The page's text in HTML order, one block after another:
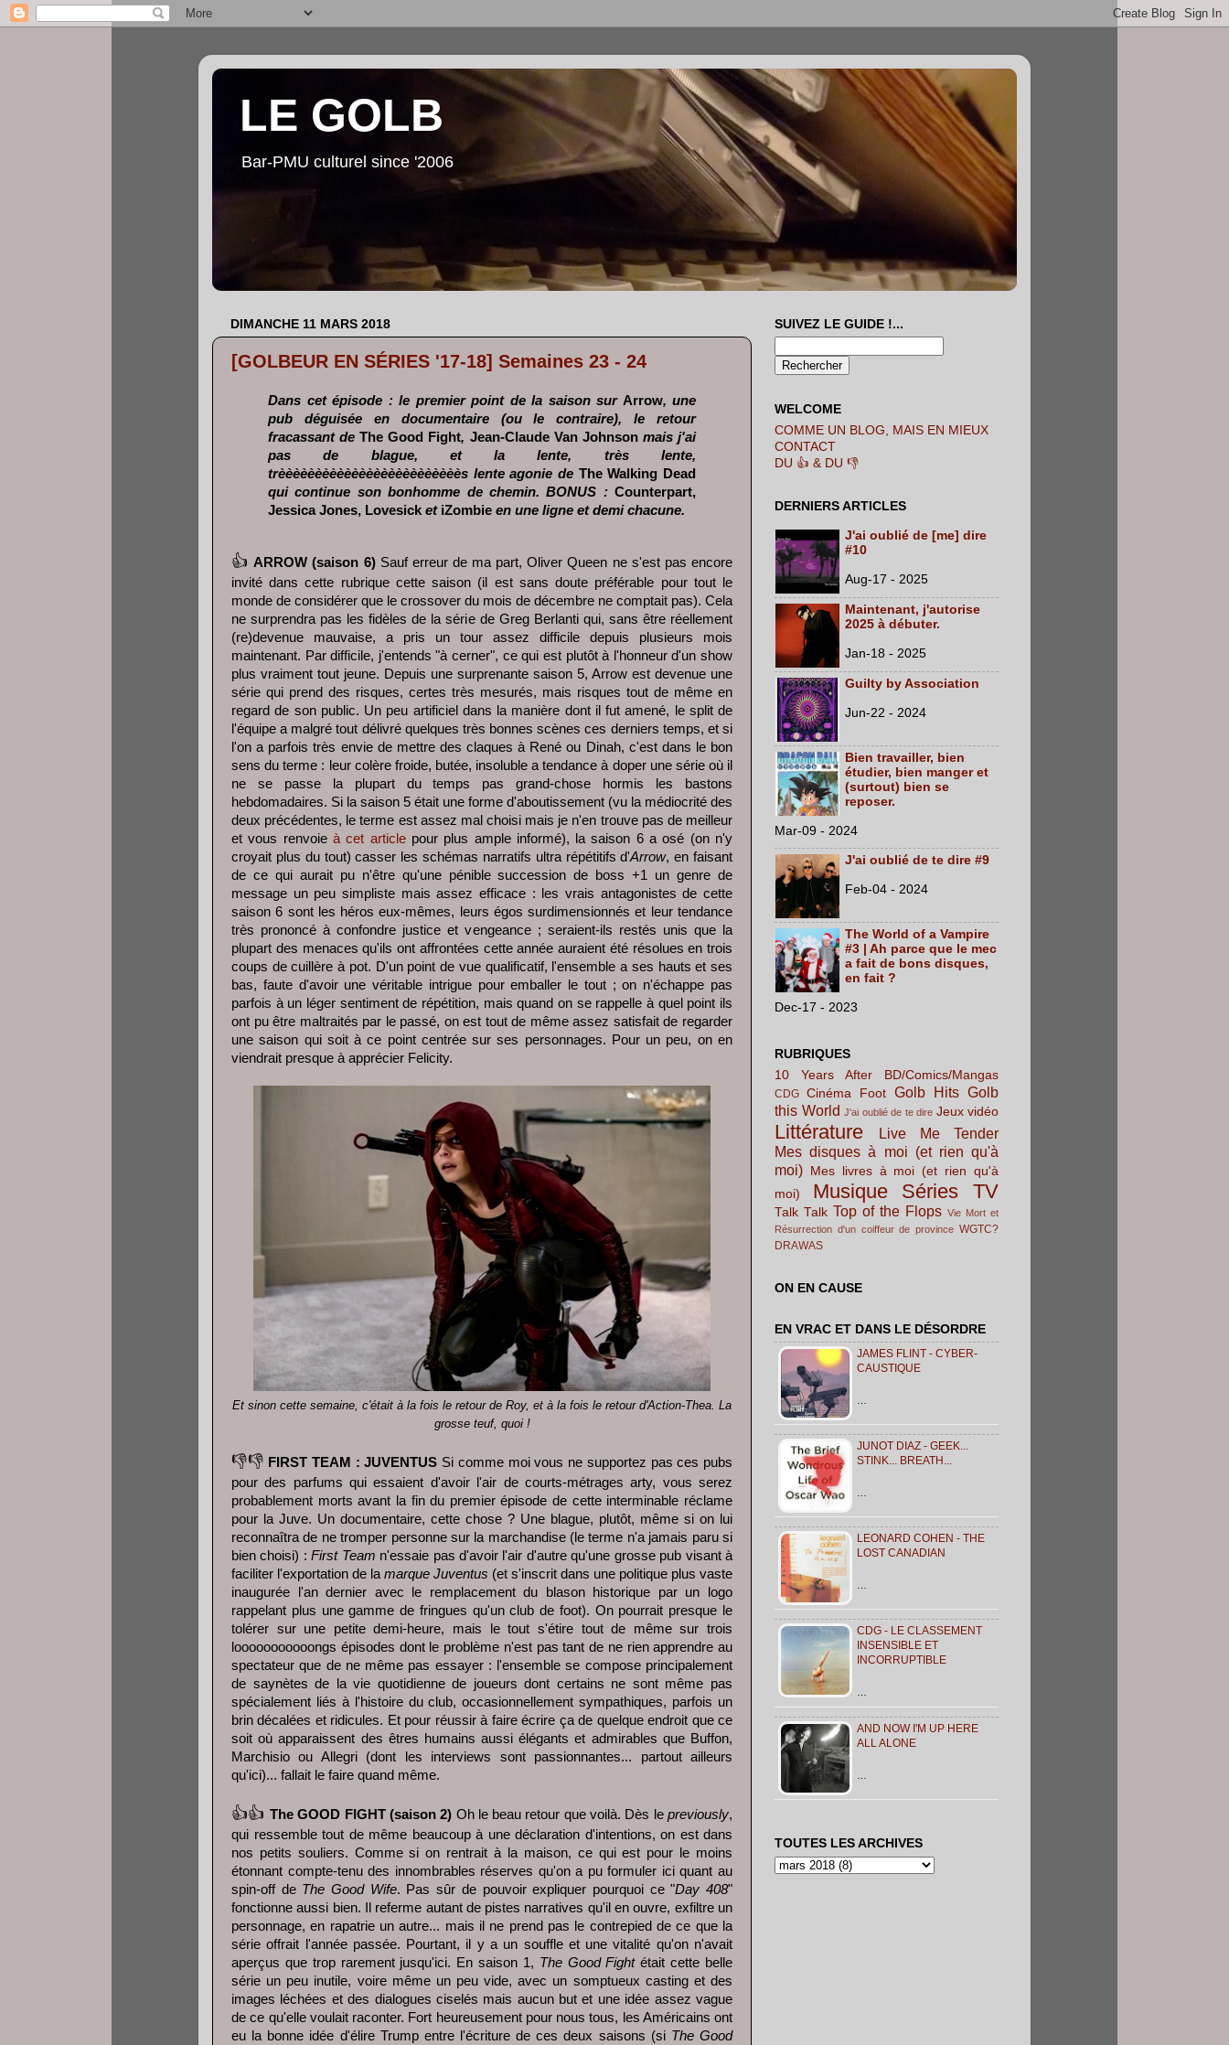
LE GOLB
Bar-PMU culturel since '2006
DIMANCHE 11 MARS 2018
[GOLBEUR EN SÉRIES '17-18] Semaines 23 - 24
Dans cet épisode : le premier point de la saison surArrow, une
pub déguisée en documentaire (ou le contraire), le retour
fracassant de The Good Fight, Jean-Claude Van Johnson mais j'ai
pas de blague, et la lente, très lente,
trèèèèèèèèèèèèèèèèèèèèèèèèès lente agonie de The Walking Dead
qui continue son bonhomme de chemin. BONUS : Counterpart,
Jessica Jones, Lovesick etiZombie en une ligne et demi chacune.
👍 ARROW (saison 6) Sauf erreur de ma part, Oliver Queen ne s'est pas encore
invité dans cette rubrique cette saison (il est sans doute préférable pour tout le
monde de considérer que le crossover du mois de décembre ne comptait pas). Cela
ne surprendra pas les fidèles de la série de Greg Berlanti qui, sans être réellement
(re)devenue mauvaise, a pris un tour assez difficile depuis plusieurs mois
maintenant. Par difficile, j'entends "à cerner", ce qui est plutôt à l'honneur d'un show
plus vraiment tout jeune. Depuis une surprenante saison 5, Arrow est devenue une
série qui prend des risques, certes très mesurés, mais risques tout de même en
regard de son public. Un peu artificiel dans la manière dont il fut amené, le split de
l'équipe a malgré tout délivré quelques très bonnes scènes ces derniers temps, et si
l'on a parfois très envie de mettre des claques à René ou Dinah, c'est dans le bon
sens du terme : leur colère froide, butée, insoluble a tendance à doper une série où il
ne se passe la plupart du temps pas grand-chose hormis les bastons
hebdomadaires. Si la saison 5 était une forme d'aboutissement (vu la médiocrité des
deux précédentes, le terme est assez mal choisi mais je n'en trouve pas de meilleur
et vous renvoie à cet articlepour plus ample informé), la saison 6 a osé (on n'y
croyait plus du tout) casser les schémas narratifs ultra répétitifs d'Arrow, en faisant
de ce qui aurait pu n'être qu'une pénible succession de boss +1 un genre de
message un peu simpliste mais assez efficace : les vrais antagonistes de cette
saison 6 sont les héros eux-mêmes, leurs égos surdimensionnés et leur tendance
très prononcé à confondre justice et vengeance ; seraient-ils restés unis que la
plupart des menaces qu'ils ont affrontées cette année auraient été résolues en trois
coups de cuillère à pot. D'un point de vue qualificatif, l'ensemble a ses hauts et ses
bas, faute d'avoir une véritable intrigue pour emballer le tout ; on n'échappe pas
parfois à un léger sentiment de répétition, mais quand on se rappelle à quel point ils
ont pu être maltraités par le passé, on est tout de même assez satisfait de regarder
une saison qui soit à ce point centrée sur ses personnages. Pour un peu, on en
viendrait presque à apprécier Felicity.
Et sinon cette semaine, c'était à la fois le retour de Roy, et à la fois le retour d'Action-Thea. La
grosse teuf, quoi !
👎👎 FIRST TEAM : JUVENTUS Si comme moi vous ne supportez pas ces pubs
pour des parfums qui essaient d'avoir l'air de courts-métrages arty, vous serez
probablement morts avant la fin du premier épisode de cette interminable réclame
pour la Juve. Un documentaire, cette chose ? Une blague, plutôt, même si on lui
reconnaîtra de ne tromper personne sur la marchandise (le terme n'a jamais paru si
bien choisi) :First Team n'essaie pas d'avoir l'air d'autre qu'une grosse pub visant à
faciliter l'exportation de lamarque Juventus (et s'inscrit dans une politique plus vaste
inaugurée l'an dernier avec le remplacement du blason historique par un logo
rappelant plus une gamme de fringues qu'un club de foot). On pourrait presque le
tolérer sur une petite demi-heure, mais le tout s'étire tout de même sur trois
looooooooooongs épisodes dont le problème n'est pas tant de ne rien apprendre au
spectateur que de ne même pas essayer : l'ensemble se compose principalement
de saynètes de la vie quotidienne de joueurs dont certains ne sont même pas
spécialement liés à l'histoire du club, occasionnellement sympathiques, parfois un
brin décalées et ridicules. Et pour réussir à faire écrire ça de quelque endroit que ce
soit où apparaissent des êtres humains aussi élégants et admirables que Buffon,
Marchisio ou Allegri (dont les interviews sont passionnantes... partout ailleurs
qu'ici)... fallait le faire quand même.
👍👍 The GOOD FIGHT (saison 2) Oh le beau retour que voilà. Dès le previously,
qui ressemble tout de même beaucoup à une déclaration d'intentions, on est dans
nos petits souliers. Comme si on rentrait à la maison, ce qui est pour le moins
étonnant compte-tenu des innombrables réserves qu'on a pu formuler ici quant au
spin-off deThe Good Wife. Pas sûr de pouvoir expliquer pourquoi ce "Day 408"
fonctionne aussi bien. Il referme autant de pistes narratives qu'il en ouvre, exfiltre un
personnage, en rapatrie un autre... mais il ne prend pas le contrepied de ce que la
série offrait l'année passée. Pourtant, il y a un souffle et une vitalité qu'on n'avait
aperçus que trop rarement jusqu'ici. En saison 1, The Good Fightétait cette belle
série un peu inutile, voire même un peu vide, avec un somptueux casting et des
images léchées et des dialogues ciselés mais aucun but et une idée assez vague
de ce qu'elle voulait raconter. Fort heureusement pour nous tous, les Américains ont
eu la bonne idée d'élire Trump entre l'écriture de ces deux saisons (siThe Good
SUIVEZ LE GUIDE !...
WELCOME
COMME UN BLOG, MAIS EN MIEUX
CONTACT
DU 👍 & DU 👎
DERNIERS ARTICLES
J'ai oublié de [me] dire
#10
Aug-17 - 2025
Maintenant, j'autorise
2025 à débuter.
Jan-18 - 2025
Guilty by Association
Jun-22 - 2024
Bien travailler, bien
étudier, bien manger et
(surtout) bien se
reposer.
Mar-09 - 2024
J'ai oublié de te dire #9
Feb-04 - 2024
The World of a Vampire
#3 | Ah parce que le mec
a fait de bons disques,
en fait ?
Dec-17 - 2023
RUBRIQUES
10 Years After
BD/Comics/Mangas
CDG Cinéma Foot Golb Hits Golb
this World J'ai oublié de te dire Jeux vidéo
Littérature
Live Me Tender
Mes disques à moi (et rien qu'à
moi) Mes livres à moi (et rien qu'à
moi)
Musique Séries TV
Talk Talk Top of the Flops Vie Mort et
Résurrection d'un coiffeur de province WGTC?
DRAWAS
ON EN CAUSE
EN VRAC ET DANS LE DÉSORDRE
JAMES FLINT - CYBER-
CAUSTIQUE
JUNOT DIAZ - GEEK...
STINK... BREATH...
LEONARD COHEN - THE
LOST CANADIAN
CDG - LE CLASSEMENT
INSENSIBLE ET
INCORRUPTIBLE
AND NOW I'M UP HERE
ALL ALONE
TOUTES LES ARCHIVES